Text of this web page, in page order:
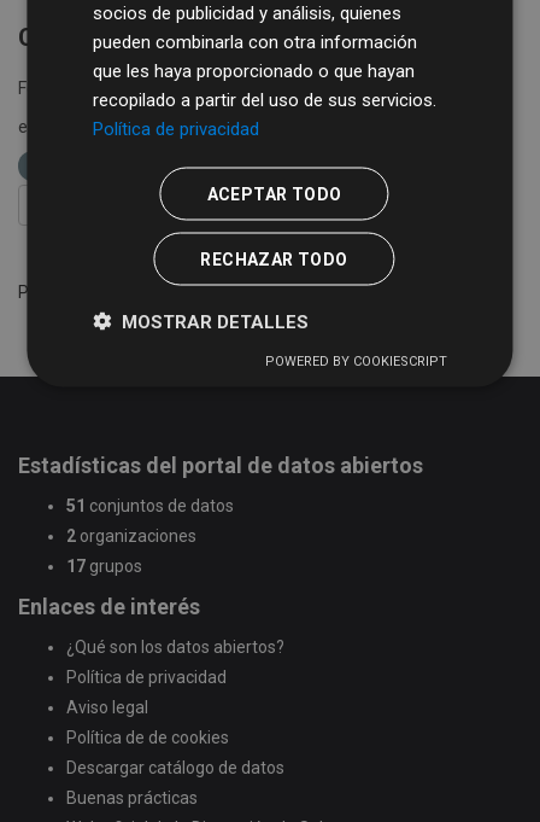
Conjuntos de datos no encontrados
Formatos: CSV XLSX Grupos:
cultura-y-turismo
etiquetas:
cultura
diputación de salamanca
FILTRAR RESULTADOS
Por favor intente otra búsqueda.
Estadísticas del portal de datos abiertos
51 conjuntos de datos
2 organizaciones
17 grupos
Enlaces de interés
¿Qué son los datos abiertos?
Política de privacidad
Aviso legal
Política de de cookies
Descargar catálogo de datos
Buenas prácticas
socios de publicidad y análisis, quienes
pueden combinarla con otra información
que les haya proporcionado o que hayan
recopilado a partir del uso de sus servicios.
Política de privacidad
ACEPTAR TODO
RECHAZAR TODO
MOSTRAR DETALLES
POWERED BY COOKIESCRIPT